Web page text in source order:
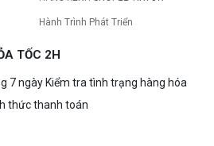
Hành Trình Phát Triển
TỐC 2H
7 ngày Kiểm tra tình trạng hàng hóa
thức thanh toán